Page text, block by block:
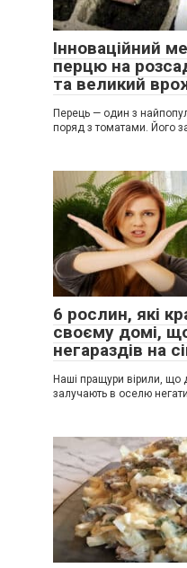
Інноваційний
перцю на
та великий
Перець — один з
поряд з томатами. Його
6 рослин, які
своєму домі,
негараздів на
Наші пращури вірили, що
залучають в оселю